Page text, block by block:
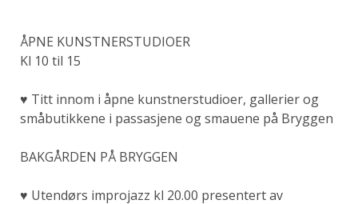
ÅPNE KUNSTNERSTUDIOER
Kl 10 til 15
♥ Titt innom i åpne kunstnerstudioer, gallerier og
småbutikkene i passasjene og smauene på Bryggen
BAKGÅRDEN PÅ BRYGGEN
♥ Utendørs improjazz kl 20.00 presentert av